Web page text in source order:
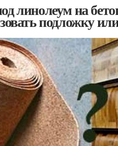
линолеум на
подложку